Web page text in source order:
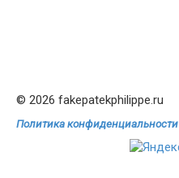
© 2026 fakepatekphilippe.ru
Политика конфиденциальности